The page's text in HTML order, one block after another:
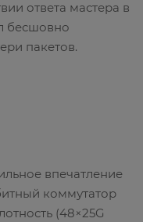
ответа мастера в
бесшовно
пакетов.
впечатление
коммутатор
(48×25G